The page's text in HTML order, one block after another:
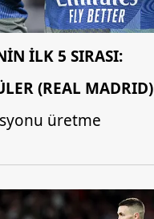
tıklayınız.
İLK 5 SIRASI:
(REAL MADRID)
üretme